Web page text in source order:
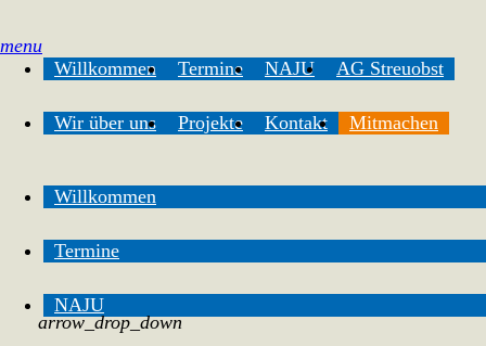
menu
Willkommen
Termine NAJU AG Streuobst
Wir über uns Projekte Kontakt Mitmachen
Willkommen
Termine
NAJU
arrow_drop_down